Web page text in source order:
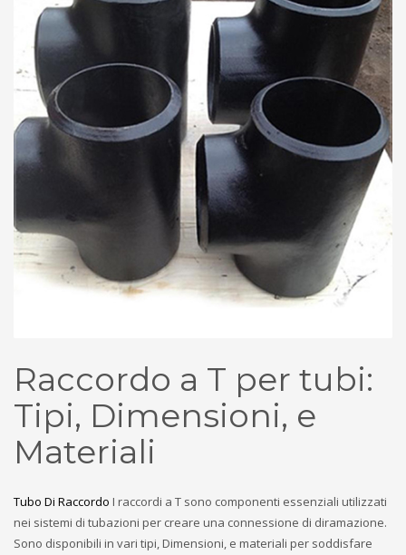
Raccordo a T per tubi:
Tipi, Dimensioni, e
Materiali
Tubo Di Raccordo I raccordi a T sono componenti essenziali utilizzati
nei sistemi di tubazioni per creare una connessione di diramazione.
Sono disponibili in vari tipi, Dimensioni, e materiali per soddisfare